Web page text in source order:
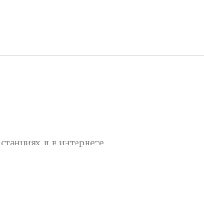
и в интернете.